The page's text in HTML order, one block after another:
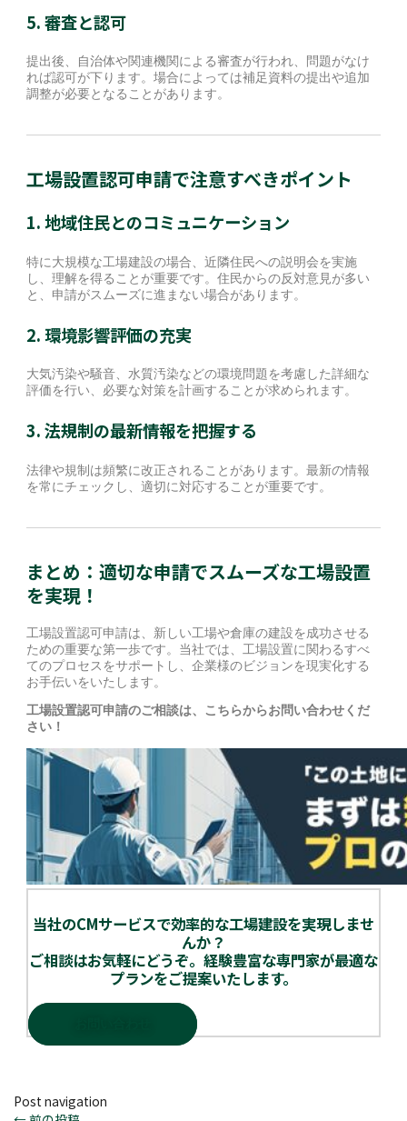
5. 審査と認可
提出後、自治体や関連機関による審査が行われ、問題がなけ
れば認可が下ります。場合によっては補足資料の提出や追加
調整が必要となることがあります。
工場設置認可申請で注意すべきポイント
1. 地域住民とのコミュニケーション
特に大規模な工場建設の場合、近隣住民への説明会を実施
し、理解を得ることが重要です。住民からの反対意見が多い
と、申請がスムーズに進まない場合があります。
2. 環境影響評価の充実
大気汚染や騒音、水質汚染などの環境問題を考慮した詳細な
評価を行い、必要な対策を計画することが求められます。
3. 法規制の最新情報を把握する
法律や規制は頻繁に改正されることがあります。最新の情報
を常にチェックし、適切に対応することが重要です。
まとめ：適切な申請でスムーズな工場設置
を実現！
工場設置認可申請は、新しい工場や倉庫の建設を成功させる
ための重要な第一歩です。当社では、工場設置に関わるすべ
てのプロセスをサポートし、企業様のビジョンを現実化する
お手伝いをいたします。
工場設置認可申請のご相談は、こちらからお問い合わせくだ
さい！
当社のCMサービスで効率的な工場建設を実現しませ
んか？
ご相談はお気軽にどうぞ。経験豊富な専門家が最適な
プランをご提案いたします。
Post navigation